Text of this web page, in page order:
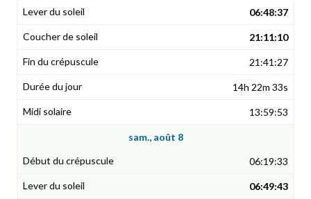
06:48:37
21:11:10
21:41:27
14h 22m 33s
13:59:53
sam., août 8
06:19:33
06:49:43